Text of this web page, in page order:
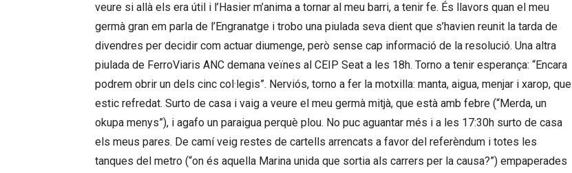
veure si allà els era útil i l’Hasier m’anima a tornar al meu barri, a tenir fe. És llavors quan el meu
germà gran em parla de l’Engranatge i trobo una piulada seva dient que s’havien reunit la tarda de
divendres per decidir com actuar diumenge, però sense cap informació de la resolució. Una altra
piulada de FerroViaris ANC demana veïnes al CEIP Seat a les 18h. Torno a tenir esperança: “Encara
podrem obrir un dels cinc col·legis”. Nerviós, torno a fer la motxilla: manta, aigua, menjar i xarop, que
estic refredat. Surto de casa i vaig a veure el meu germà mitjà, que està amb febre (“Merda, un
okupa menys”), i agafo un paraigua perquè plou. No puc aguantar més i a les 17:30h surto de casa
els meus pares. De camí veig restes de cartells arrencats a favor del referèndum i totes les
tanques del metro (“on és aquella Marina unida que sortia als carrers per la causa?”) empaperades